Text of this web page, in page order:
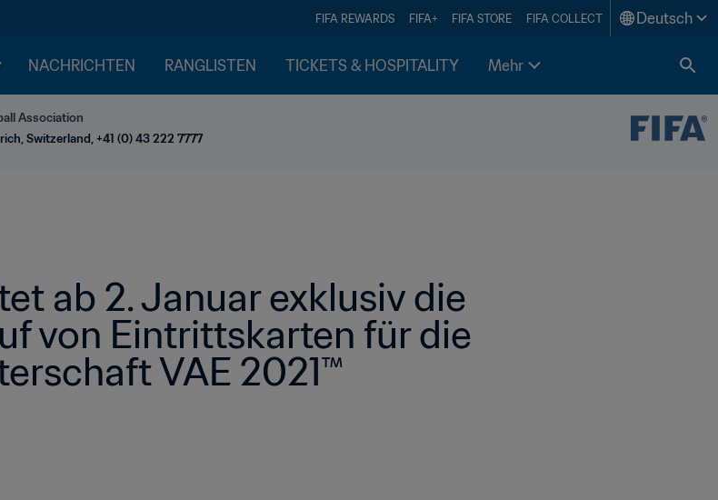
FIFA REWARDS FIFA+ FIFA STORE FIFA COLLECT Deutsch
NACHRICHTEN RANGLISTEN TICKETS & HOSPITALITY Mehr
Association
Switzerland, +41 (0) 43 222 7777
ab 2. Januar exklusiv die
von Eintrittskarten für die
VAE 2021™